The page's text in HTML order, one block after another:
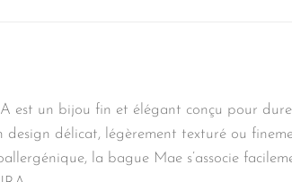
est un bijou fin et élégant conçu pour
design délicat, légèrement texturé ou
la bague Mae s’associe